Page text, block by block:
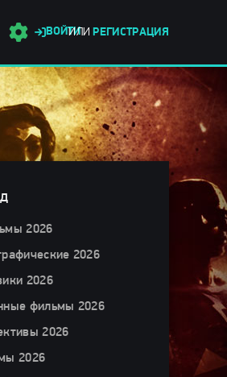
ВОЙТИ
ИЛИ РЕГИСТРАЦИЯ
2026
2026
2026
фильмы 2026
2026
2026